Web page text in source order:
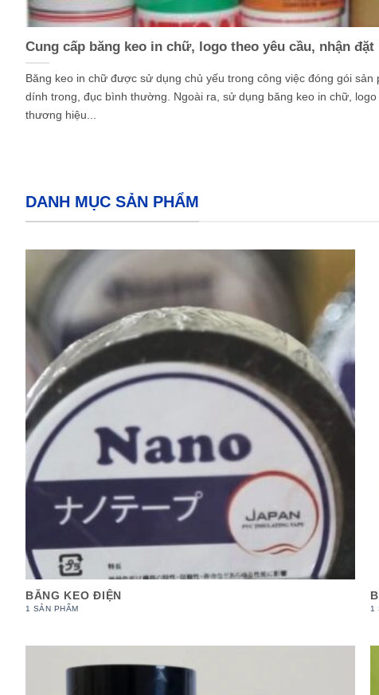
Cung cấp băng keo in chữ, logo theo yêu cầu, nhận
Băng keo in chữ được sử dụng chủ yếu trong công việc đóng gói sản
dính trong, đục bình thường. Ngoài ra, sử dụng băng keo in chữ,
thương hiệu...
DANH MỤC SẢN PHẨM
BĂNG KEO ĐIỆN
1 SẢN PHẨM 1